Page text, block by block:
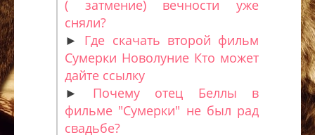
( затмение) вечности уже
сняли?
► Где скачать второй фильм
Сумерки Новолуние Кто может
дайте ссылку
► Почему отец Беллы в
фильме "Сумерки" не был рад
свадьбе?